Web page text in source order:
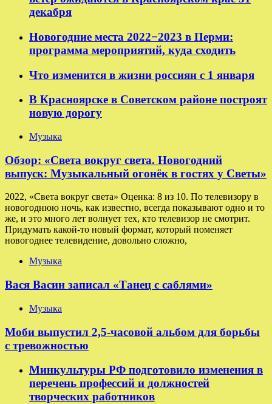
декабря
Новогодние места 2022−2023 в Перми:
программа мероприятий, куда сходить
Что изменится в жизни россиян с 1 января
В Красноярске в Советском районе построят
новую дорогу
Музыка
Обзор: «Света вокруг света. Новогодний
выпуск: Музыкальный огонёк в гостях у Светы»
2022, «Света вокруг света» Оценка: 8 из 10. По телевизору в
новогоднюю ночь, как известно, всегда показывают одно и то
же, и это много лет волнует тех, кто телевизор не смотрит.
Придумать какой-то новый формат, который поменяет
новогоднее телевидение, довольно сложно,
Музыка
Вася Васин записал «Танец с саблями»
Музыка
Моби выпустил 2,5-часовой альбом для борьбы
с тревожностью
Минкультуры РФ подготовило изменения в
перечень профессий и должностей
творческих работников